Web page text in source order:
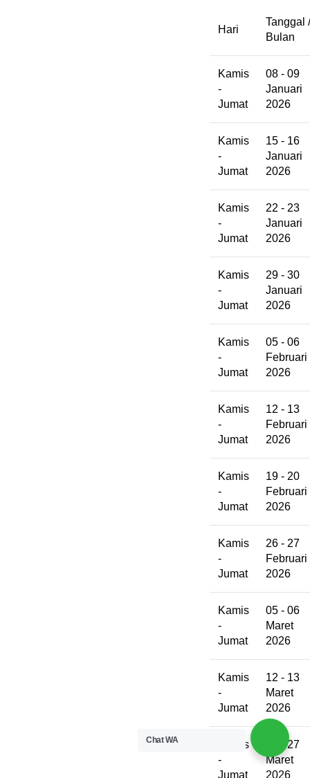
Hari
Tanggal /
Bulan
Kamis
-
Jumat
08 - 09
Januari
2026
Kamis
-
Jumat
15 - 16
Januari
2026
Kamis
-
Jumat
22 - 23
Januari
2026
Kamis
-
Jumat
29 - 30
Januari
2026
Kamis
-
Jumat
05 - 06
Februari
2026
Kamis
-
Jumat
12 - 13
Februari
2026
Kamis
-
Jumat
19 - 20
Februari
2026
Kamis
-
Jumat
26 - 27
Februari
2026
Kamis
-
Jumat
05 - 06
Maret
2026
Kamis
-
Jumat
12 - 13
Maret
2026
Kamis
-
Jumat
26 - 27
Maret
2026
Chat WA